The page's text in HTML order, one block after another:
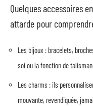
Quelques accessoires
attarde pour
Les bijoux : bracelets,
soi ou la fonction de
Les charms : ils
mouvante, revendiquée,